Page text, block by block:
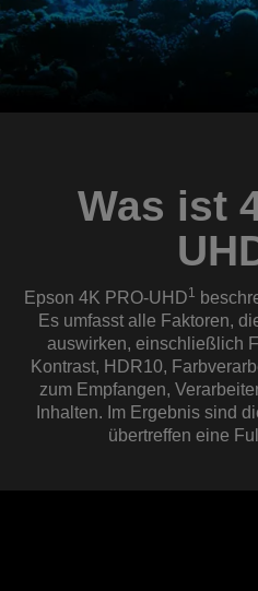
Was ist
Epson 4K PRO-UHD1
Es umfasst alle Faktoren,
auswirken, einschließlich
Kontrast, HDR10,
zum Empfangen,
Inhalten. Im Ergebnis sind
übertreffen eine